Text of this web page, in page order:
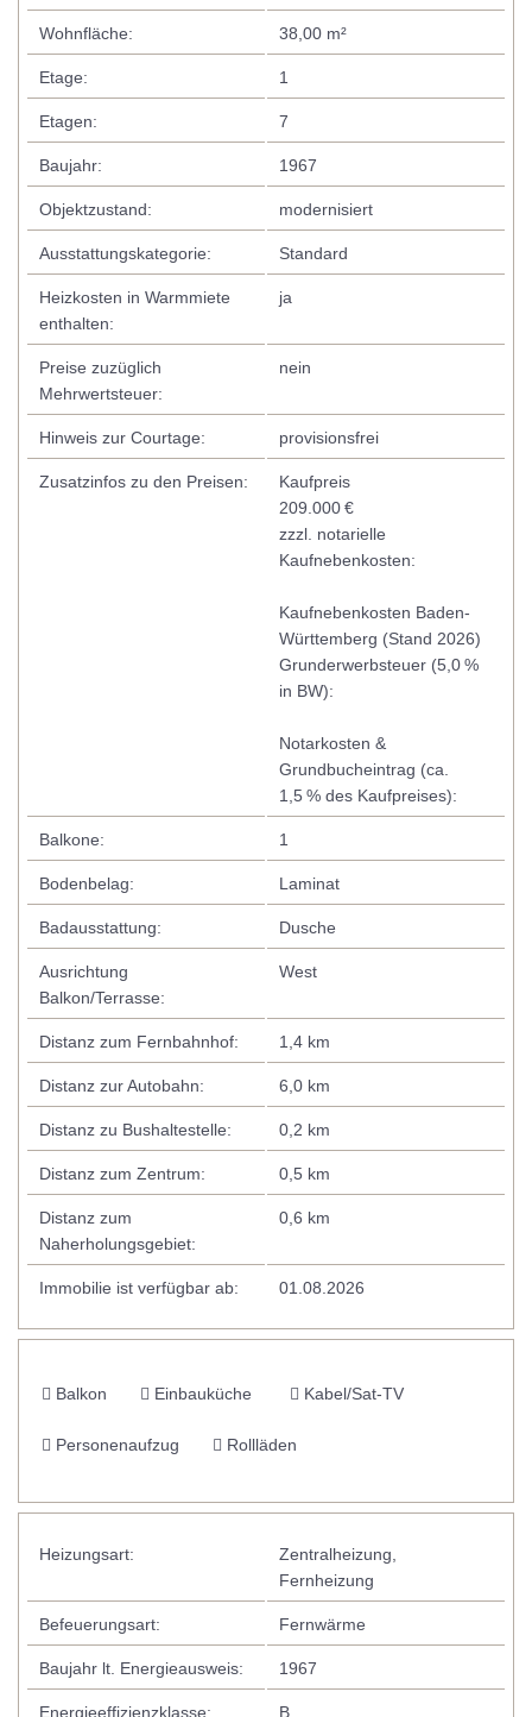
Wohnfläche: 38,00 m²
Etage: 1
Etagen: 7
Baujahr: 1967
Objektzustand: modernisiert
Ausstattungskategorie: Standard
Heizkosten in Warmmiete
enthalten:
ja
Preise zuzüglich
Mehrwertsteuer:
nein
Hinweis zur Courtage: provisionsfrei
Zusatzinfos zu den Preisen:
Kaufpreis
209.000 €
zzzl. notarielle
Kaufnebenkosten:
Kaufnebenkosten Baden-
Württemberg (Stand 2026)
Grunderwerbsteuer (5,0 %
in BW):
Notarkosten &
Grundbucheintrag (ca.
1,5 % des Kaufpreises):
Balkone: 1
Bodenbelag: Laminat
Badausstattung: Dusche
Ausrichtung
Balkon/Terrasse:
West
Distanz zum Fernbahnhof: 1,4 km
Distanz zur Autobahn: 6,0 km
Distanz zu Bushaltestelle: 0,2 km
Distanz zum Zentrum: 0,5 km
Distanz zum
Naherholungsgebiet:
0,6 km
Immobilie ist verfügbar ab: 01.08.2026
Balkon Einbauküche Kabel/Sat-TV
Personenaufzug Rollläden
Heizungsart:
Zentralheizung,
Fernheizung
Befeuerungsart: Fernwärme
Baujahr lt. Energieausweis: 1967
Energieeffizienzklasse: B